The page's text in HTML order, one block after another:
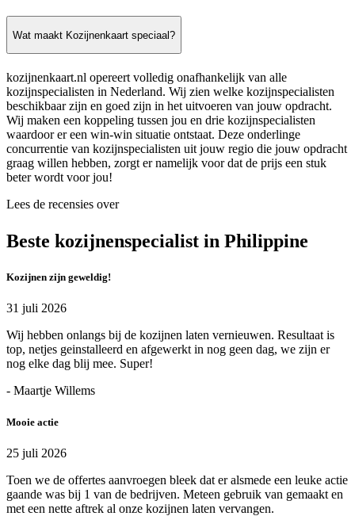
Wat maakt Kozijnenkaart speciaal?
kozijnenkaart.nl opereert volledig onafhankelijk van alle
kozijnspecialisten in Nederland. Wij zien welke kozijnspecialisten
beschikbaar zijn en goed zijn in het uitvoeren van jouw opdracht.
Wij maken een koppeling tussen jou en drie kozijnspecialisten
waardoor er een win-win situatie ontstaat. Deze onderlinge
concurrentie van kozijnspecialisten uit jouw regio die jouw opdracht
graag willen hebben, zorgt er namelijk voor dat de prijs een stuk
beter wordt voor jou!
Lees de recensies over
Beste kozijnenspecialist in Philippine
Kozijnen zijn geweldig!
31 juli 2026
Wij hebben onlangs bij de kozijnen laten vernieuwen. Resultaat is
top, netjes geinstalleerd en afgewerkt in nog geen dag, we zijn er
nog elke dag blij mee. Super!
- Maartje Willems
Mooie actie
25 juli 2026
Toen we de offertes aanvroegen bleek dat er alsmede een leuke actie
gaande was bij 1 van de bedrijven. Meteen gebruik van gemaakt en
met een nette aftrek al onze kozijnen laten vervangen.